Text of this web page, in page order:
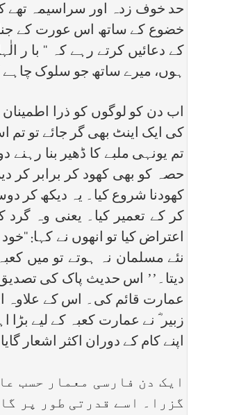
حد خوف زدہ اور سراسیمہ
خضوع کے ساتھ اس عورت کے
کے دعائیں کرتے رہے کہ ‘‘ با ر
ہوں، میرے ساتھ جو سلوک چاہے
اب دن کو لوگوں کو ذرا
کی ایک اینٹ بھی گر جائے تو تم
تم یونہی ملبے کا ڈھیر بنا
حصہ کو بھی کھود کر برابر کر دیں
کھودنا شروع کیا۔ یہ دیکھ کر
کر کے تعمیر کیا۔ یعنی وہ
اعتراض کیا تو انھوں نے کہا:
نئے مسلمان نہ ہوتے تو میں
دیتا۔’’ اس حدیث پاک کی تصدیق
عمارت قائم کی۔ اس کے علاوہ
زبیر ؓ نے عمارت کعبہ کے لیے
اپنے کام کے دوران اکثر اشعار
ایک دن فارسی معمار حسب
گزرا۔ اسے قدرتی طور پر